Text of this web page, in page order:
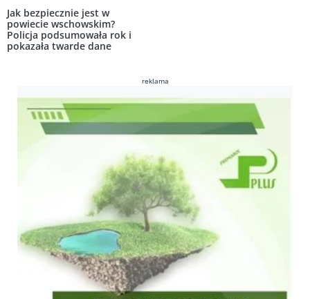
Jak bezpiecznie jest w
powiecie wschowskim?
Policja podsumowała rok i
pokazała twarde dane
reklama